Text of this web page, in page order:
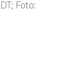
Foto: